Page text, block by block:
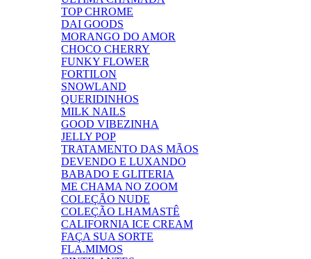
TOP CHROME
DAI GOODS
MORANGO DO AMOR
CHOCO CHERRY
FUNKY FLOWER
FORTILON
SNOWLAND
QUERIDINHOS
MILK NAILS
GOOD VIBEZINHA
JELLY POP
TRATAMENTO DAS MÃOS
DEVENDO E LUXANDO
BABADO E GLITERIA
ME CHAMA NO ZOOM
COLEÇÃO NUDE
COLEÇÃO LHAMASTÊ
CALIFORNIA ICE CREAM
FAÇA SUA SORTE
FLA.MIMOS